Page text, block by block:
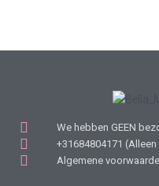
We hebben GEEN
+31684804171
Algemene